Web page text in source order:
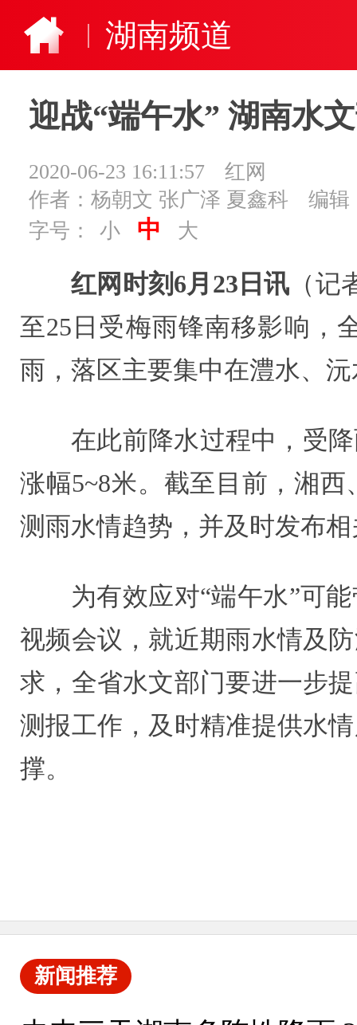
湖南频道
迎战“端午水” 湖南水
2020-06-23 16:11:57
红网
作者：杨朝文 张广泽 夏鑫科
编辑
字号：
小 中 大
红网时刻6月23日讯 （
至25日受梅雨锋南移影响，
雨，落区主要集中在澧水、
在此前降水过程中，受
涨幅5~8米。截至目前，湘
测雨水情趋势，并及时发布
为有效应对“端午水”可
视频会议，就近期雨水情及
求，全省水文部门要进一步
测报工作，及时精准提供水
撑。
新闻推荐